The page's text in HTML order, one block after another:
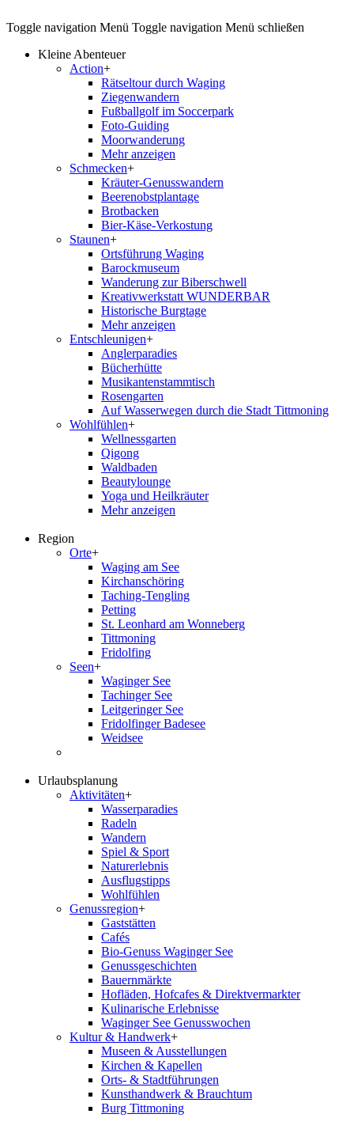
Toggle navigation Menü Toggle navigation Menü schließen
Kleine Abenteuer
Action+
Rätseltour durch Waging
Ziegenwandern
Fußballgolf im Soccerpark
Foto-Guiding
Moorwanderung
Mehr anzeigen
Schmecken+
Kräuter-Genusswandern
Beerenobstplantage
Brotbacken
Bier-Käse-Verkostung
Staunen+
Ortsführung Waging
Barockmuseum
Wanderung zur Biberschwell
Kreativwerkstatt WUNDERBAR
Historische Burgtage
Mehr anzeigen
Entschleunigen+
Anglerparadies
Bücherhütte
Musikantenstammtisch
Rosengarten
Auf Wasserwegen durch die Stadt Tittmoning
Wohlfühlen+
Wellnessgarten
Qigong
Waldbaden
Beautylounge
Yoga und Heilkräuter
Mehr anzeigen
Region
Orte+
Waging am See
Kirchanschöring
Taching-Tengling
Petting
St. Leonhard am Wonneberg
Tittmoning
Fridolfing
Seen+
Waginger See
Tachinger See
Leitgeringer See
Fridolfinger Badesee
Weidsee
Urlaubsplanung
Aktivitäten+
Wasserparadies
Radeln
Wandern
Spiel & Sport
Naturerlebnis
Ausflugstipps
Wohlfühlen
Genussregion+
Gaststätten
Cafés
Bio-Genuss Waginger See
Genussgeschichten
Bauernmärkte
Hofläden, Hofcafes & Direktvermarkter
Kulinarische Erlebnisse
Waginger See Genusswochen
Kultur & Handwerk+
Museen & Ausstellungen
Kirchen & Kapellen
Orts- & Stadtführungen
Kunsthandwerk & Brauchtum
Burg Tittmoning